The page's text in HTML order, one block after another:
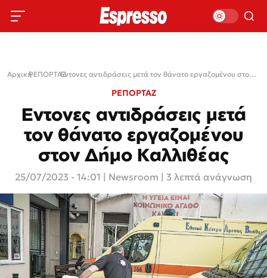
Αρχική›
ΡΕΠΟΡΤΑΖ› Εντονες αντιδράσεις μετά τον θάνατο εργαζομένου στον Δήμο Καλλιθέας
ΡΕΠΟΡΤΑΖ
Εντονες αντιδράσεις μετά
τον θάνατο εργαζομένου
στον Δήμο Καλλιθέας
25/07/2023 - 14:01 Newsroom | 3 λεπτά ανάγνωση